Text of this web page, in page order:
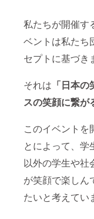
私たちが開催す
ベントは私たち
セプトに基づき
それは 「日本
スの笑顔に繋が
このイベントを
とによって、学
以外の学生や社
が笑顔で楽しん
たいと考えてい